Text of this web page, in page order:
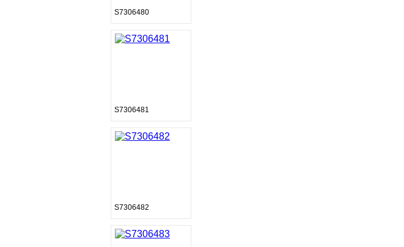
S7306480
S7306481
S7306482